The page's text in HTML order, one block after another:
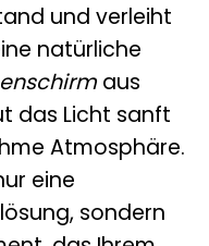
und verleiht
natürliche
aus
das Licht sanft
Atmosphäre.
eine
sondern